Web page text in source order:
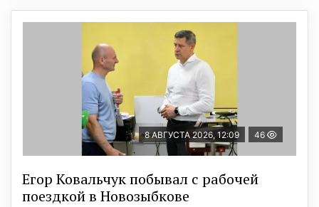
8 АВГУСТА 2026, 12:09 46
Егор Ковальчук побывал с рабочей
поездкой в Новозыбкове